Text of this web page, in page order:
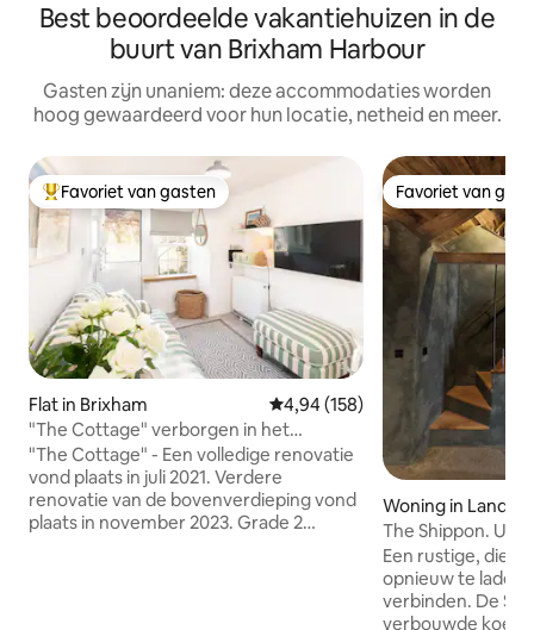
Best beoordeelde vakantiehuizen in de
buurt van Brixham Harbour
Gasten zijn unaniem: deze accommodaties worden
hoog gewaardeerd voor hun locatie, netheid en meer.
Topfavoriet van gasten
Favoriet van gasten
Flat in Brixham Gemiddelde beoordeling van
4,94 (158)
"The Cottage" verborgen in het
centrum van Brixham
"The Cottage" - Een volledige renovatie
vond plaats in juli 2021. Verdere
renovatie van de bovenverdieping vond
plaats in november 2023. Grade 2
Favoriet van
Favoriet van
Woning in
The Shippon.
accommodatie in
Een rustige, diep
opnieuw te laden
verbinden. De
verbouwde